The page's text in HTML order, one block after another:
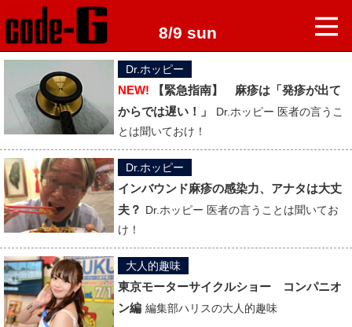
8/9 sun
Dr.ホッピー
NEW! 【緊急指南】 麻疹は「発疹が出て
からでは遅い！」
Dr.ホッピー 医者の言うこ
とは聞いておけ！
Dr.ホッピー
インバウンド麻疹の感染力、アナタは大丈
夫？ Dr.ホッピー 医者の言うことは聞いてお
け！
大人的趣味
東京モーターサイクルショー コンパニオ
ン編 編集部ハリスの大人的趣味